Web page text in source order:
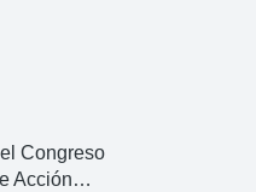
Congreso
Acción…